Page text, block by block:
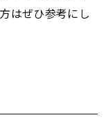
はぜひ参考にし